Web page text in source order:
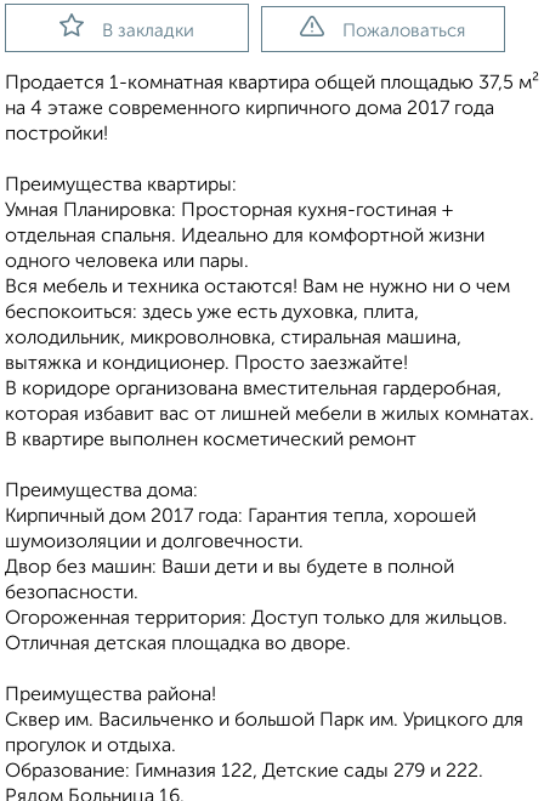
В закладки Пожаловаться
Продается 1-комнатная квартира общей площадью 37,5 м²
на 4 этаже современного кирпичного дома 2017 года
постройки!
Преимущества квартиры:
Умная Планировка: Просторная кухня-гостиная +
отдельная спальня. Идеально для комфортной жизни
одного человека или пары.
Вся мебель и техника остаются! Вам не нужно ни о чем
беспокоиться: здесь уже есть духовка, плита,
холодильник, микроволновка, стиральная машина,
вытяжка и кондиционер. Просто заезжайте!
В коридоре организована вместительная гардеробная,
которая избавит вас от лишней мебели в жилых комнатах.
В квартире выполнен косметический ремонт
Преимущества дома:
Кирпичный дом 2017 года: Гарантия тепла, хорошей
шумоизоляции и долговечности.
Двор без машин: Ваши дети и вы будете в полной
безопасности.
Огороженная территория: Доступ только для жильцов.
Отличная детская площадка во дворе.
Преимущества района!
Сквер им. Васильченко и большой Парк им. Урицкого для
прогулок и отдыха.
Образование: Гимназия 122, Детские сады 279 и 222.